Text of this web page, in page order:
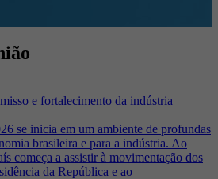
e fortalecimento da indústria
se inicia em um ambiente de profundas
brasileira e para a indústria. Ao
começa a assistir à movimentação dos
da República e ao